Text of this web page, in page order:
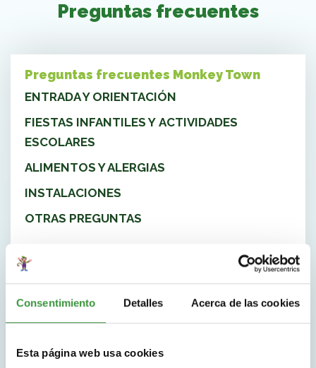
Consentimiento Detalles Acerca de las cookies
Esta página web usa cookies
Preguntas frecuentes
Preguntas frecuentes Monkey Town
ENTRADA Y ORIENTACIÓN
FIESTAS INFANTILES Y ACTIVIDADES
ESCOLARES
ALIMENTOS Y ALERGIAS
INSTALACIONES
OTRAS PREGUNTAS